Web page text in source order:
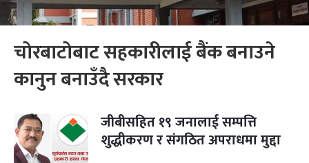
चोरबाटोबाट सहकारीलाई बैंक बनाउने
कानुन बनाउँदै सरकार
जीबीसहित १९ जनालाई सम्पत्ति
शुद्धीकरण र संगठित अपराधमा मुद्दा